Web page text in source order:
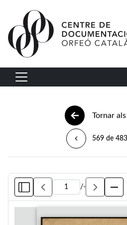
Vés al contingut
Navegació principal
Tornar
569 de
/-